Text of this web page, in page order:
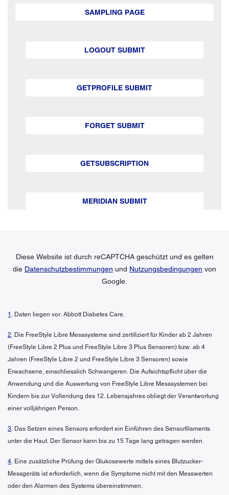
SAMPLING PAGE
LOGOUT SUBMIT
GETPROFILE SUBMIT
FORGET SUBMIT
GETSUBSCRIPTION
MERIDIAN SUBMIT
Diese Website ist durch reCAPTCHA geschützt und es gelten
die Datenschutzbestimmungen und Nutzungsbedingungen von
Google.
1 . Daten liegen vor. Abbott Diabetes Care.
2 . Die FreeStyle Libre Messsysteme sind zertifiziert für Kinder ab 2 Jahren
(FreeStyle Libre 2 Plus und FreeStyle Libre 3 Plus Sensoren) bzw. ab 4
Jahren (FreeStyle Libre 2 und FreeStyle Libre 3 Sensoren) sowie
Erwachsene, einschliesslich Schwangeren. Die Aufsichtspflicht über die
Anwendung und die Auswertung von FreeStyle Libre Messsystemen bei
Kindern bis zur Vollendung des 12. Lebensjahres obliegt der Verantwortung
einer volljährigen Person.
3 . Das Setzen eines Sensors erfordert ein Einführen des Sensorfilaments
unter die Haut. Der Sensor kann bis zu 15 Tage lang getragen werden.
4 . Eine zusätzliche Prüfung der Glukosewerte mittels eines Blutzucker-
Messgeräts ist erforderlich, wenn die Symptome nicht mit den Messwerten
oder den Alarmen des Systems übereinstimmen.